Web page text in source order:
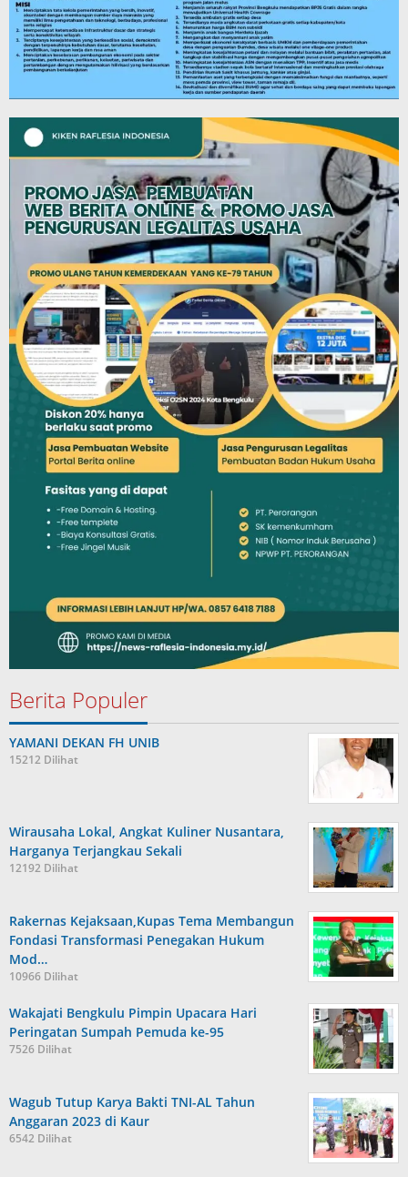
Berita Populer
YAMANI DEKAN FH UNIB
15212 Dilihat
Wirausaha Lokal, Angkat Kuliner Nusantara,
Harganya Terjangkau Sekali
12192 Dilihat
Rakernas Kejaksaan,Kupas Tema Membangun
Fondasi Transformasi Penegakan Hukum
Mod…
10966 Dilihat
Wakajati Bengkulu Pimpin Upacara Hari
Peringatan Sumpah Pemuda ke-95
7526 Dilihat
Wagub Tutup Karya Bakti TNI-AL Tahun
Anggaran 2023 di Kaur
6542 Dilihat